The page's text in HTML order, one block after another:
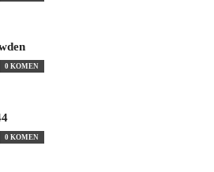
0 KOMEN
0 KOMEN